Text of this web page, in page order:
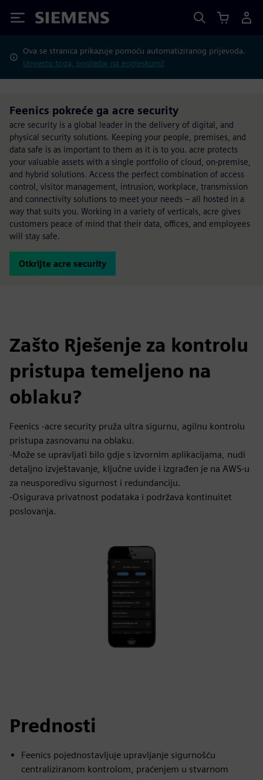
Siemens
Ova se stranica prikazuje pomoću automatiziranog prijevoda.
Umjesto toga, pogledaj na engleskom?
Feenics pokreće ga acre security
acre security is a global leader in the delivery of digital, and
physical security solutions. Keeping your people, premises, and
data safe is as important to them as it is to you. acre protects
your valuable assets with a single portfolio of cloud, on-premise,
and hybrid solutions. Access the perfect combination of access
control, visitor management, intrusion, workplace, transmission
and connectivity solutions to meet your needs – all hosted in a
way that suits you. Working in a variety of verticals, acre gives
customers peace of mind that their data, offices, and employees
will stay safe.
Otkrijte acre security
Zašto Rješenje za kontrolu
pristupa temeljeno na
oblaku?
Feenics -acre security pruža ultra sigurnu, agilnu kontrolu
pristupa zasnovanu na oblaku.
-Može se upravljati bilo gdje s izvornim aplikacijama, nudi
detaljno izvještavanje, ključne uvide i izgrađen je na AWS-u
za neusporedivu sigurnost i redundanciju.
-Osigurava privatnost podataka i podržava kontinuitet
poslovanja.
Prednosti
Feenics pojednostavljuje upravljanje sigurnošću
centraliziranom kontrolom, praćenjem u stvarnom